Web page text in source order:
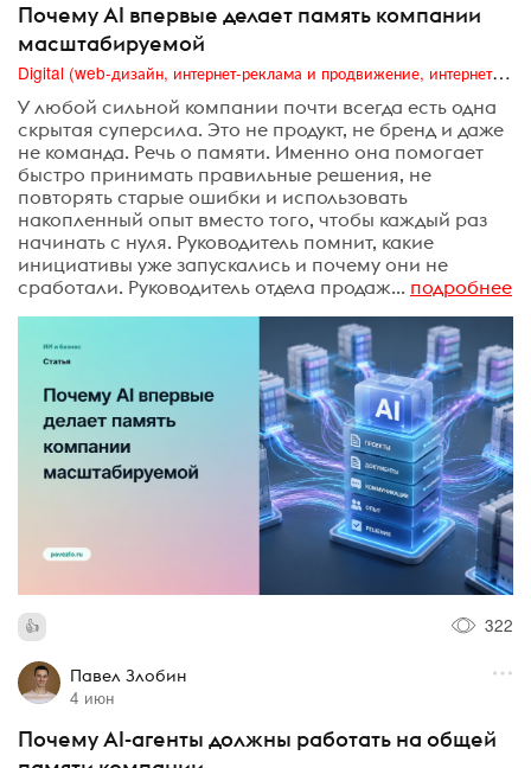
Почему AI впервые делает память компании
масштабируемой
Digital (web-дизайн, интернет-реклама и продвижение, интернет-сообщества и блоги, интернет-коммуникации, мобильный маркетинг, реклама на цифровых экранах)
У любой сильной компании почти всегда есть одна
скрытая суперсила. Это не продукт, не бренд и даже
не команда. Речь о памяти. Именно она помогает
быстро принимать правильные решения, не
повторять старые ошибки и использовать
накопленный опыт вместо того, чтобы каждый раз
начинать с нуля. Руководитель помнит, какие
инициативы уже запускались и почему они не
сработали. Руководитель отдела продаж... подробнее
322
Павел Злобин
4 июн
Почему AI-агенты должны работать на общей